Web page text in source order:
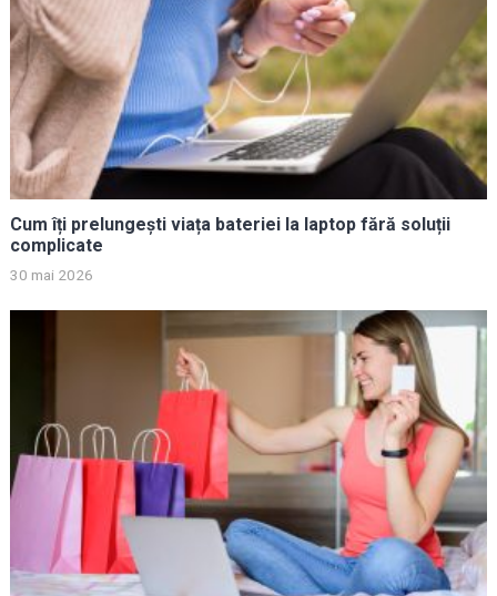
Cum îți prelungești viața bateriei la laptop fără soluții
complicate
30 mai 2026